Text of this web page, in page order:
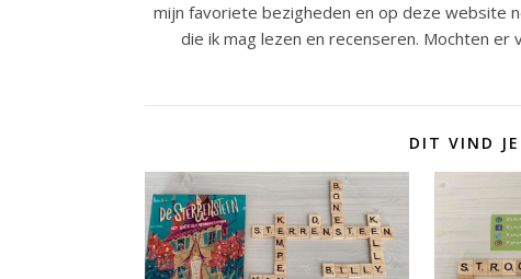
mijn favoriete bezigheden en op deze website
die ik mag lezen en recenseren. Mochten
DIT VIND